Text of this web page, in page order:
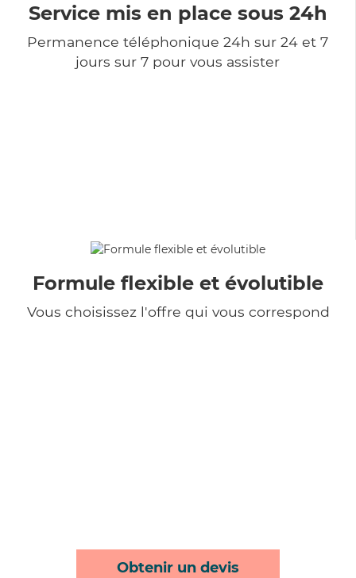
Service mis en place sous 24h
Permanence téléphonique 24h sur 24 et 7
jours sur 7 pour vous assister
Formule flexible et évolutible
Vous choisissez l'offre qui vous correspond
Obtenir un devis